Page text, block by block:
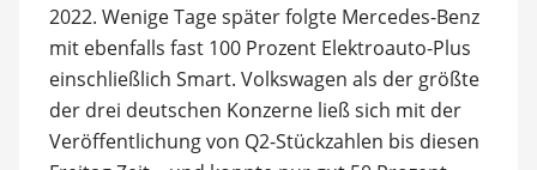
2022. Wenige Tage später folgte Mercedes-Benz
mit ebenfalls fast 100 Prozent Elektroauto-Plus
einschließlich Smart. Volkswagen als der größte
der drei deutschen Konzerne ließ sich mit der
Veröffentlichung von Q2-Stückzahlen bis diesen